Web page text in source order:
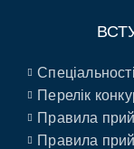
Спеціальності
Перелік
Правила
Правила